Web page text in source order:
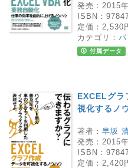
発売： 2015
ISBN：
定価： 2,530
カテゴリ： パ
付属データ
EXCELグラ
視化するノ
著者： 早坂
発売： 2015
ISBN：
定価： 2,420